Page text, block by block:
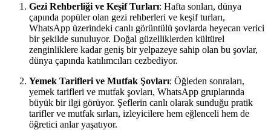
Gezi Rehberliği ve Keşif Turları: Hafta sonları, dünya
çapında popüler olan gezi rehberleri ve keşif turları,
WhatsApp üzerindeki canlı görüntülü şovlarda heyecan verici
bir şekilde sunuluyor. Doğal güzelliklerden kültürel
zenginliklere kadar geniş bir yelpazeye sahip olan bu şovlar,
dünya çapında katılımcıları cezbediyor.
Yemek Tarifleri ve Mutfak Şovları: Öğleden sonraları,
yemek tarifleri ve mutfak şovları, WhatsApp gruplarında
büyük bir ilgi görüyor. Şeflerin canlı olarak sunduğu pratik
tarifler ve mutfak sırları, izleyicilere hem eğlenceli hem de
öğretici anlar yaşatıyor.